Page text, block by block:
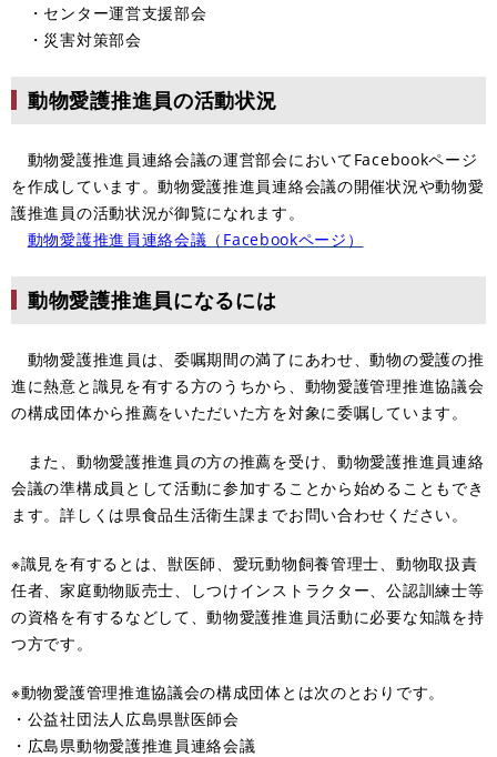
・センター運営支援部会
・災害対策部会
動物愛護推進員の活動状況
動物愛護推進員連絡会議の運営部会においてFacebookページ
を作成しています。動物愛護推進員連絡会議の開催状況や動物愛
護推進員の活動状況が御覧になれます。
動物愛護推進員連絡会議（Facebookページ）
動物愛護推進員になるには
動物愛護推進員は、委嘱期間の満了にあわせ、動物の愛護の推
進に熱意と識見を有する方のうちから、動物愛護管理推進協議会
の構成団体から推薦をいただいた方を対象に委嘱しています。
また、動物愛護推進員の方の推薦を受け、動物愛護推進員連絡
会議の準構成員として活動に参加することから始めることもでき
ます。詳しくは県食品生活衛生課までお問い合わせください。
※識見を有するとは、獣医師、愛玩動物飼養管理士、動物取扱責
任者、家庭動物販売士、しつけインストラクター、公認訓練士等
の資格を有するなどして、動物愛護推進員活動に必要な知識を持
つ方です。
※動物愛護管理推進協議会の構成団体とは次のとおりです。
・公益社団法人広島県獣医師会
・広島県動物愛護推進員連絡会議